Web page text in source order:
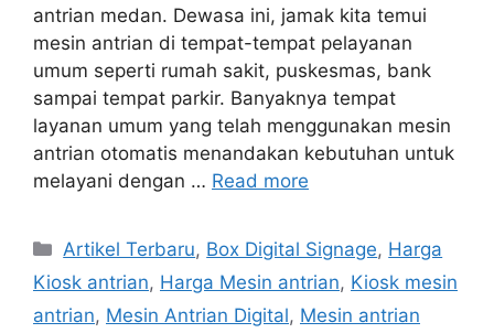
antrian medan. Dewasa ini, jamak kita temui
mesin antrian di tempat-tempat pelayanan
umum seperti rumah sakit, puskesmas, bank
sampai tempat parkir. Banyaknya tempat
layanan umum yang telah menggunakan mesin
antrian otomatis menandakan kebutuhan untuk
melayani dengan … Read more
Categories
Artikel Terbaru, Box Digital Signage, Harga
Kiosk antrian, Harga Mesin antrian, Kiosk mesin
antrian, Mesin Antrian Digital, Mesin antrian